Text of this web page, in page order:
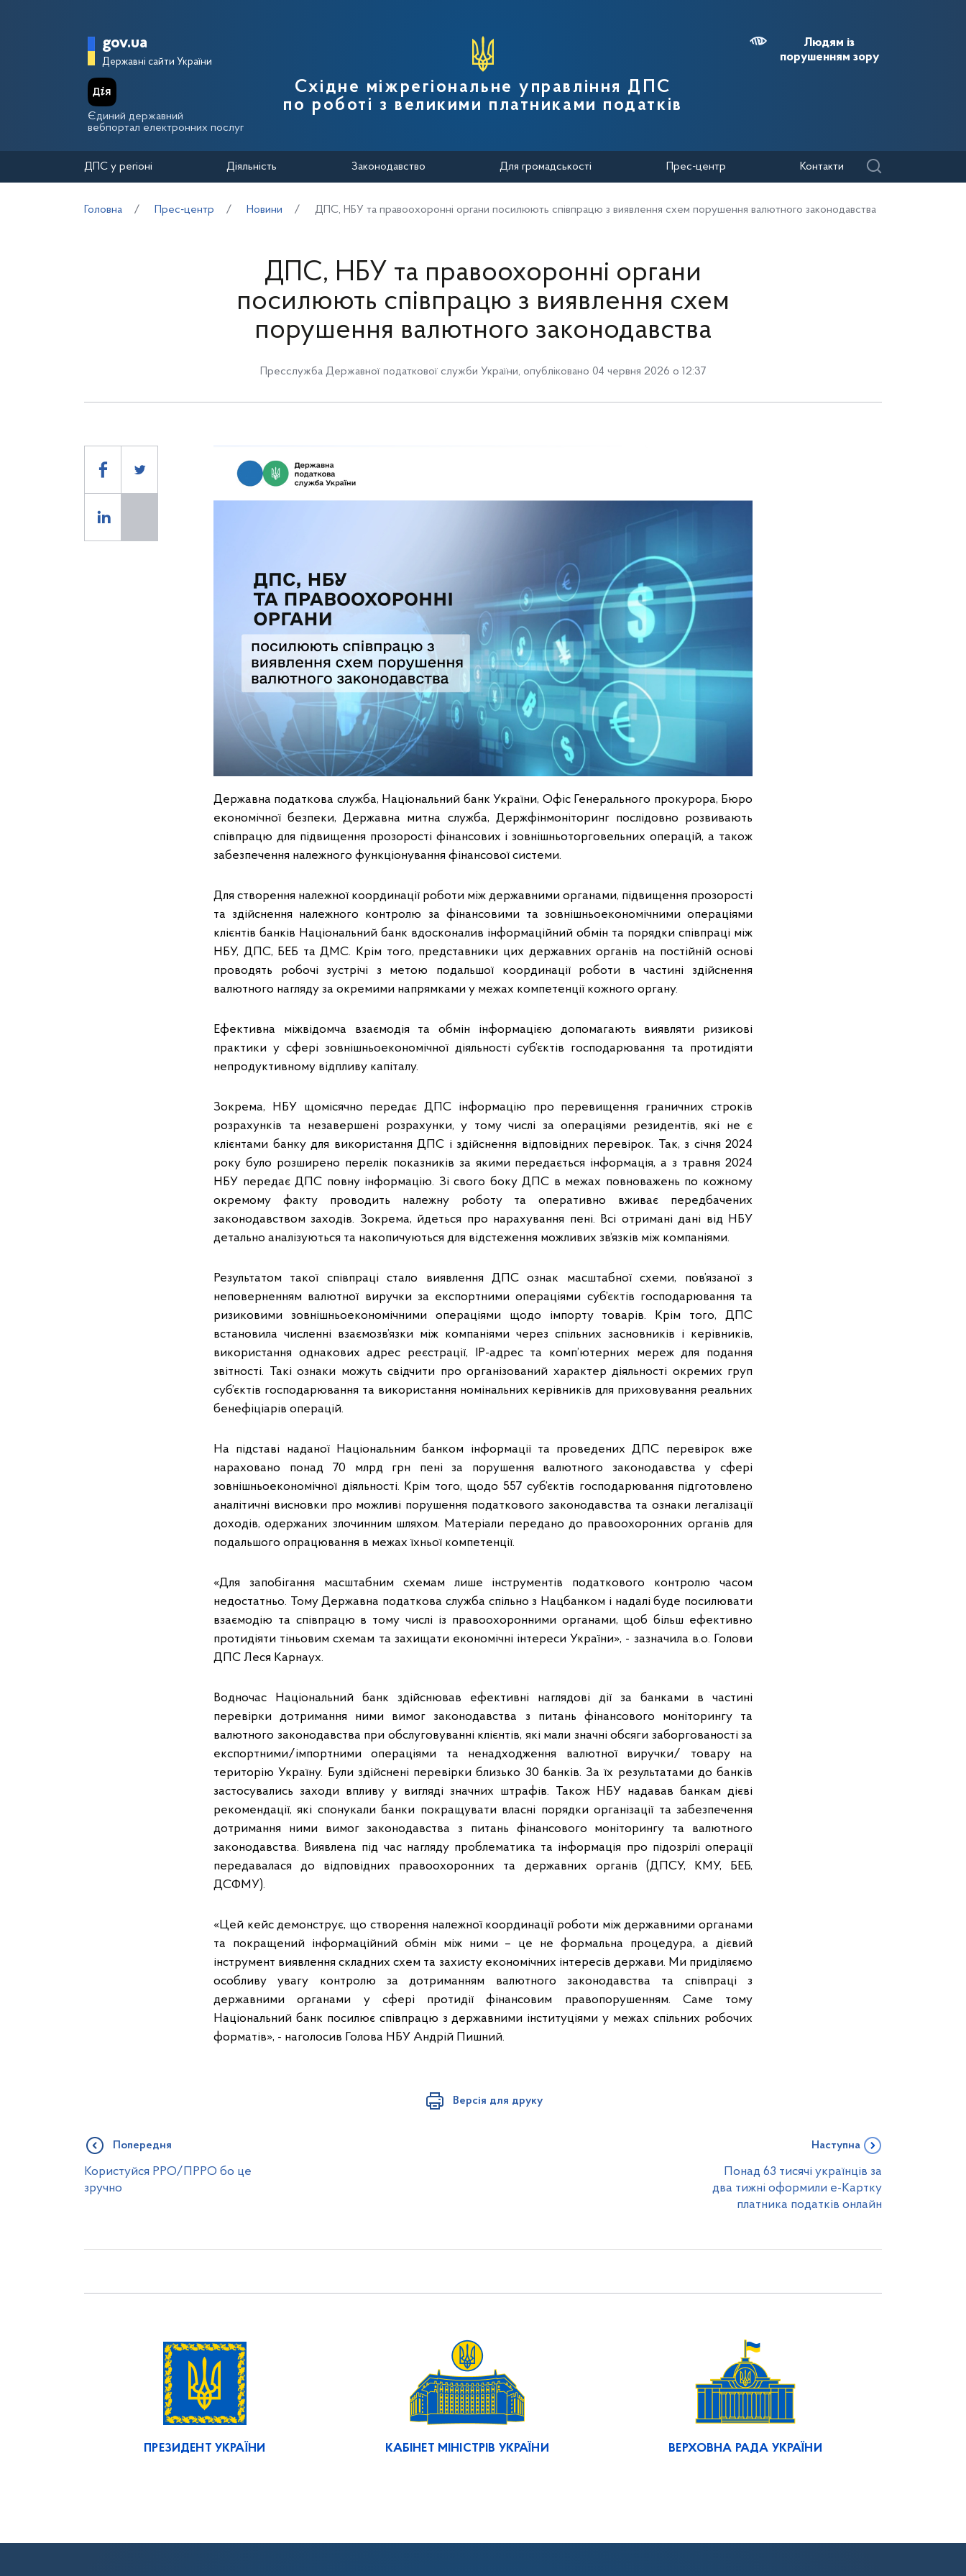
Головна сторінка Державної податкової служби України
gov.ua
Державні сайти України
Єдиний державний
вебпортал електронних послуг
Східне міжрегіональне управління ДПС
по роботі з великими платниками податків
Людям із
порушенням зору
ДПС у регіоні Діяльність Законодавство Для громадськості Прес-центр Контакти
Головна Прес-центр Новини ДПС, НБУ та правоохоронні органи посилюють співпрацю з виявлення схем порушення валютного законодавства
ДПС, НБУ та правоохоронні органи
посилюють співпрацю з виявлення схем
порушення валютного законодавства
Пресслужба Державної податкової служби України, опубліковано 04 червня 2026 о 12:37
Державна податкова служба, Національний банк України, Офіс Генерального прокурора, Бюро
економічної безпеки, Державна митна служба, Держфінмоніторинг послідовно розвивають
співпрацю для підвищення прозорості фінансових і зовнішньоторговельних операцій, а також
забезпечення належного функціонування фінансової системи.
Для створення належної координації роботи між державними органами, підвищення прозорості
та здійснення належного контролю за фінансовими та зовнішньоекономічними операціями
клієнтів банків Національний банк вдосконалив інформаційний обмін та порядки співпраці між
НБУ, ДПС, БЕБ та ДМС. Крім того, представники цих державних органів на постійній основі
проводять робочі зустрічі з метою подальшої координації роботи в частині здійснення
валютного нагляду за окремими напрямками у межах компетенції кожного органу.
Ефективна міжвідомча взаємодія та обмін інформацією допомагають виявляти ризикові
практики у сфері зовнішньоекономічної діяльності суб’єктів господарювання та протидіяти
непродуктивному відпливу капіталу.
Зокрема, НБУ щомісячно передає ДПС інформацію про перевищення граничних строків
розрахунків та незавершені розрахунки, у тому числі за операціями резидентів, які не є
клієнтами банку для використання ДПС і здійснення відповідних перевірок. Так, з січня 2024
року було розширено перелік показників за якими передається інформація, а з травня 2024
НБУ передає ДПС повну інформацію. Зі свого боку ДПС в межах повноважень по кожному
окремому факту проводить належну роботу та оперативно вживає передбачених
законодавством заходів. Зокрема, йдеться про нарахування пені. Всі отримані дані від НБУ
детально аналізуються та накопичуються для відстеження можливих зв’язків між компаніями.
Результатом такої співпраці стало виявлення ДПС ознак масштабної схеми, пов’язаної з
неповерненням валютної виручки за експортними операціями суб’єктів господарювання та
ризиковими зовнішньоекономічними операціями щодо імпорту товарів. Крім того, ДПС
встановила численні взаємозв’язки між компаніями через спільних засновників і керівників,
використання однакових адрес реєстрації, ІР-адрес та комп’ютерних мереж для подання
звітності. Такі ознаки можуть свідчити про організований характер діяльності окремих груп
суб’єктів господарювання та використання номінальних керівників для приховування реальних
бенефіціарів операцій.
На підставі наданої Національним банком інформації та проведених ДПС перевірок вже
нараховано понад 70 млрд грн пені за порушення валютного законодавства у сфері
зовнішньоекономічної діяльності. Крім того, щодо 557 суб’єктів господарювання підготовлено
аналітичні висновки про можливі порушення податкового законодавства та ознаки легалізації
доходів, одержаних злочинним шляхом. Матеріали передано до правоохоронних органів для
подальшого опрацювання в межах їхньої компетенції.
«Для запобігання масштабним схемам лише інструментів податкового контролю часом
недостатньо. Тому Державна податкова служба спільно з Нацбанком і надалі буде посилювати
взаємодію та співпрацю в тому числі із правоохоронними органами, щоб більш ефективно
протидіяти тіньовим схемам та захищати економічні інтереси України», - зазначила в.о. Голови
ДПС Леся Карнаух.
Водночас Національний банк здійснював ефективні наглядові дії за банками в частині
перевірки дотримання ними вимог законодавства з питань фінансового моніторингу та
валютного законодавства при обслуговуванні клієнтів, які мали значні обсяги заборгованості за
експортними/імпортними операціями та ненадходження валютної виручки/ товару на
територію Україну. Були здійснені перевірки близько 30 банків. За їх результатами до банків
застосувались заходи впливу у вигляді значних штрафів. Також НБУ надавав банкам дієві
рекомендації, які спонукали банки покращувати власні порядки організації та забезпечення
дотримання ними вимог законодавства з питань фінансового моніторингу та валютного
законодавства. Виявлена під час нагляду проблематика та інформація про підозрілі операції
передавалася до відповідних правоохоронних та державних органів (ДПСУ, КМУ, БЕБ,
ДСФМУ).
«Цей кейс демонструє, що створення належної координації роботи між державними органами
та покращений інформаційний обмін між ними – це не формальна процедура, а дієвий
інструмент виявлення складних схем та захисту економічних інтересів держави. Ми приділяємо
особливу увагу контролю за дотриманням валютного законодавства та співпраці з
державними органами у сфері протидії фінансовим правопорушенням. Саме тому
Національний банк посилює співпрацю з державними інституціями у межах спільних робочих
форматів», - наголосив Голова НБУ Андрій Пишний.
Версія для друку
Попередня
Користуйся РРО/ПРРО бо це
зручно
Наступна
Понад 63 тисячі українців за
два тижні оформили е-Картку
платника податків онлайн
ПРЕЗИДЕНТ УКРАЇНИ КАБІНЕТ МІНІСТРІВ УКРАЇНИ ВЕРХОВНА РАДА УКРАЇНИ